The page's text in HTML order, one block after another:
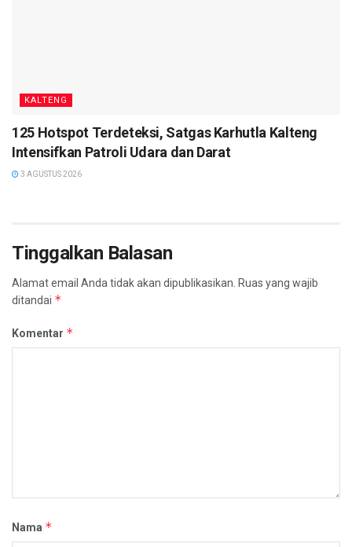
KALTENG
125 Hotspot Terdeteksi, Satgas Karhutla Kalteng
Intensifkan Patroli Udara dan Darat
3 AGUSTUS 2026
Tinggalkan Balasan
Alamat email Anda tidak akan dipublikasikan. Ruas yang wajib
ditandai *
Komentar *
Nama *